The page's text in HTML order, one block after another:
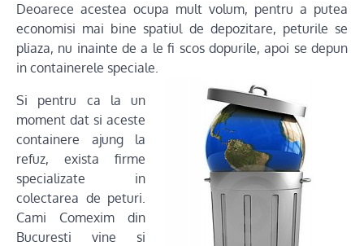
Deoarece acestea ocupa mult volum, pentru a putea
economisi mai bine spatiul de depozitare, peturile se
pliaza, nu inainte de a le fi scos dopurile, apoi se depun
in containerele speciale.
Si pentru ca la un
moment dat si aceste
containere ajung la
refuz, exista firme
specializate in
colectarea de peturi.
Cami Comexim din
Bucuresti vine si